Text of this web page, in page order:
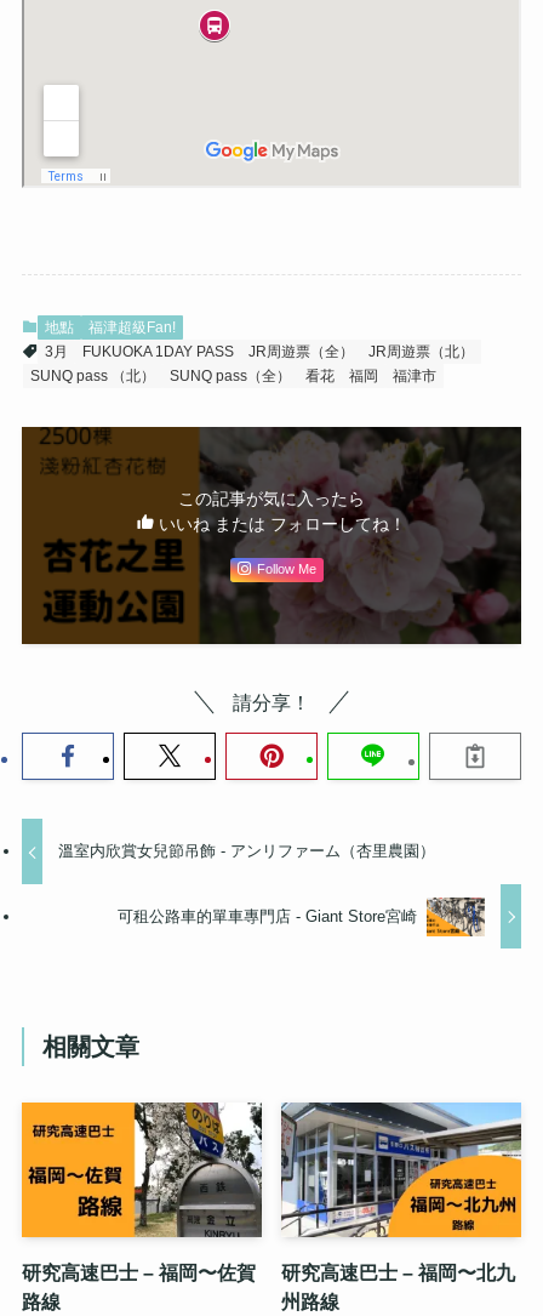
地點
福津超級Fan!
3月
FUKUOKA 1DAY PASS JR周遊票（全）
JR周遊票（北）
SUNQ pass （北）
SUNQ pass（全） 看花 福岡 福津市
この記事が気に入ったら
いいね または フォローしてね！
Follow Me
請分享！
溫室内欣賞女兒節吊飾 - アンリファーム（杏里農園）
可租公路車的單車專門店 - Giant Store宮崎
相關文章
研究高速巴士 – 福岡〜佐賀
路線
研究高速巴士 – 福岡〜北九
州路線